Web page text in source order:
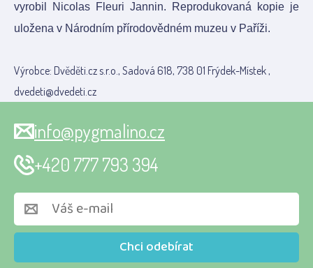
vyrobil Nicolas Fleuri Jannin. Reprodukovaná kopie je
uložena v Národním přírodovědném muzeu v Paříži.
Výrobce: Dvěděti.cz s.r.o., Sadová 618, 738 01 Frýdek-Místek ,
dvedeti@dvedeti.cz
Chci odebírat
info@pygmalino.cz
+420 777 793 394